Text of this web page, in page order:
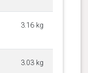
3.16 kg
3.03 kg